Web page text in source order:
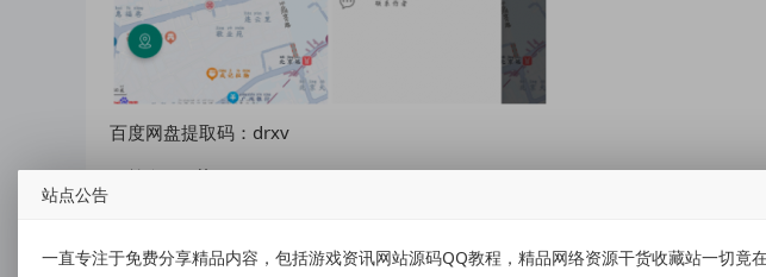
百度网盘提取码：drxv
资源下载
站点公告
一直专注于免费分享精品内容，包括游戏资讯网站源码QQ教程，精品网络资源干货收藏站一切